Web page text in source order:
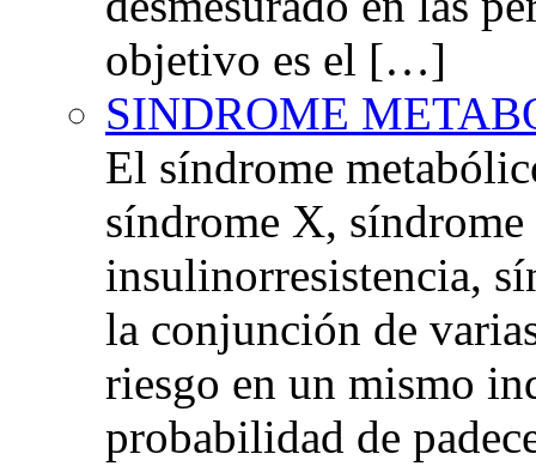
objetivo es el […]
SINDROME
El síndrome
síndrome X,
insulinorresistencia,
la conjunción de
riesgo en un mismo
probabilidad de